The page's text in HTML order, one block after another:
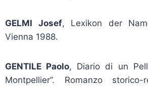
GELMI Josef, Lexikon der
Vienna 1988.
GENTILE Paolo, Diario di un
Montpellier”. Romanzo storico-